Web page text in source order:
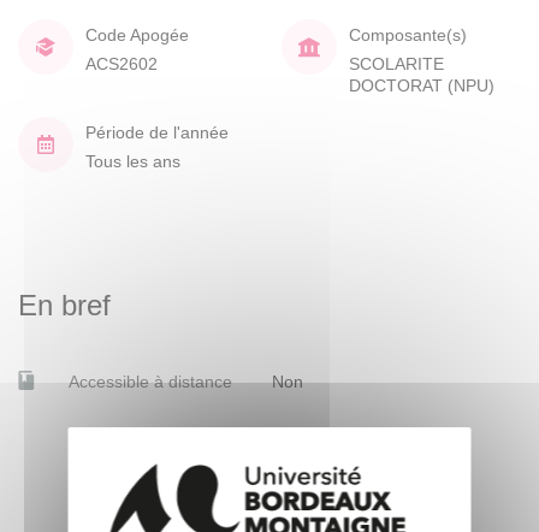
Code Apogée
ACS2602
Composante(s)
SCOLARITE
DOCTORAT (NPU)
Période de l'année
Tous les ans
En bref
Accessible à distance Non